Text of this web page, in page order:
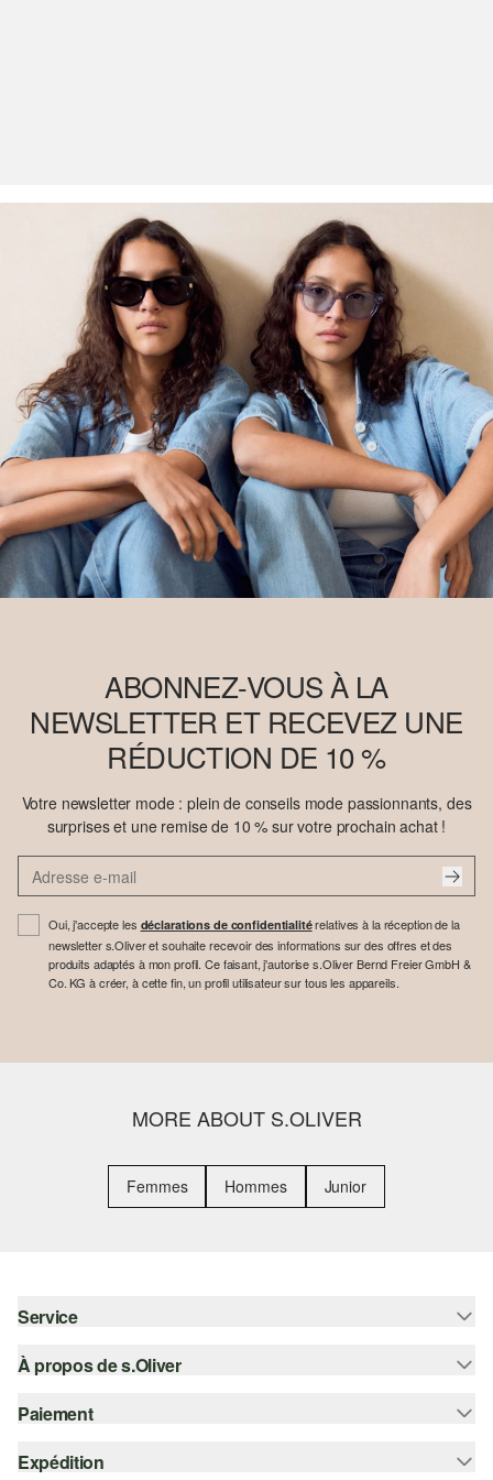
ABONNEZ-VOUS À LA
NEWSLETTER ET RECEVEZ UNE
RÉDUCTION DE 10 %
Votre newsletter mode : plein de conseils mode passionnants, des
surprises et une remise de 10 % sur votre prochain achat !
Oui, j'accepte les déclarations de confidentialitérelatives à la réception de la
newsletter s.Oliver et souhaite recevoir des informations sur des offres et des
produits adaptés à mon profil. Ce faisant, j'autorise s.Oliver Bernd Freier GmbH &
Co. KG à créer, à cette fin, un profil utilisateur sur tous les appareils.
MORE ABOUT S.OLIVER
Femmes Hommes Junior
Service
Aide - FAQ
Guide des tailles
À propos de s.Oliver
S'abonner à la Newsletter
s.Oliver Card
Paiement
Sur facture
Expédition